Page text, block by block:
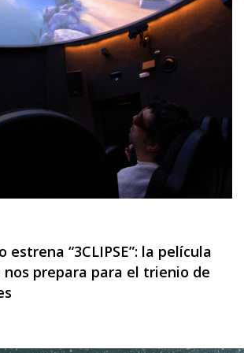
estrena “3CLIPSE”: la película
prepara para el trienio de